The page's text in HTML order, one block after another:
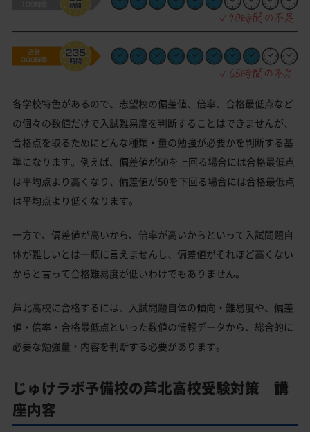
各学校特色があるので、志望校の偏差値、倍率、合格最低点など
の個々の数値だけで入試難易度を判断することはできませんが、
合格点を取るためにどんな種類・量の勉強が必要かを判断する基
準になります。例えば、偏差値が50を上回る場合には合格最低点
は平均点より高くなり、偏差値が50を下回る場合には合格最低点
は平均点より低くなります。
一方で、偏差値が高いから、倍率が高いからといって入試問題自
体が難しいとは一概に言えませんし、偏差値がそれほど高くない
からと言って合格難易度が低いわけでもありません。
芦北高校に合格するには、入試問題自体の傾向・難易度や、偏差
値・倍率・合格最低点といった数値の情報データから、総合的に
必要な勉強量・内容を判断する必要があります。
じゅけラボ予備校の芦北高校受験対策 講
座内容